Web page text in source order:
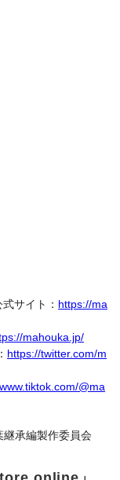
サイト： https://ma
mahouka.jp/
https://twitter.com/m
@ma
継承編製作委員会